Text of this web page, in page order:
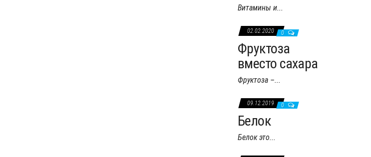
Витамины и...
02.02.2020 0
Фруктоза
вместо сахара
Фруктоза –...
09.12.2019 0
Белок
Белок это...